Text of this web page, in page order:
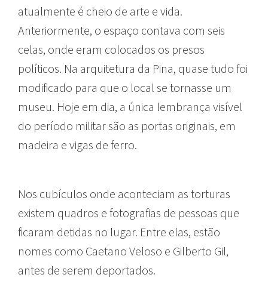
atualmente é cheio de arte e vida.
Anteriormente, o espaço contava com seis
celas, onde eram colocados os presos
políticos. Na arquitetura da Pina, quase tudo foi
modificado para que o local se tornasse um
museu. Hoje em dia, a única lembrança visível
do período militar são as portas originais, em
madeira e vigas de ferro.
Nos cubículos onde aconteciam as torturas
existem quadros e fotografias de pessoas que
ficaram detidas no lugar. Entre elas, estão
nomes como Caetano Veloso e Gilberto Gil,
antes de serem deportados.